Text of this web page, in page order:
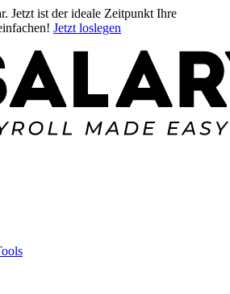
Jetzt ist der ideale Zeitpunkt Ihre
Jetzt loslegen